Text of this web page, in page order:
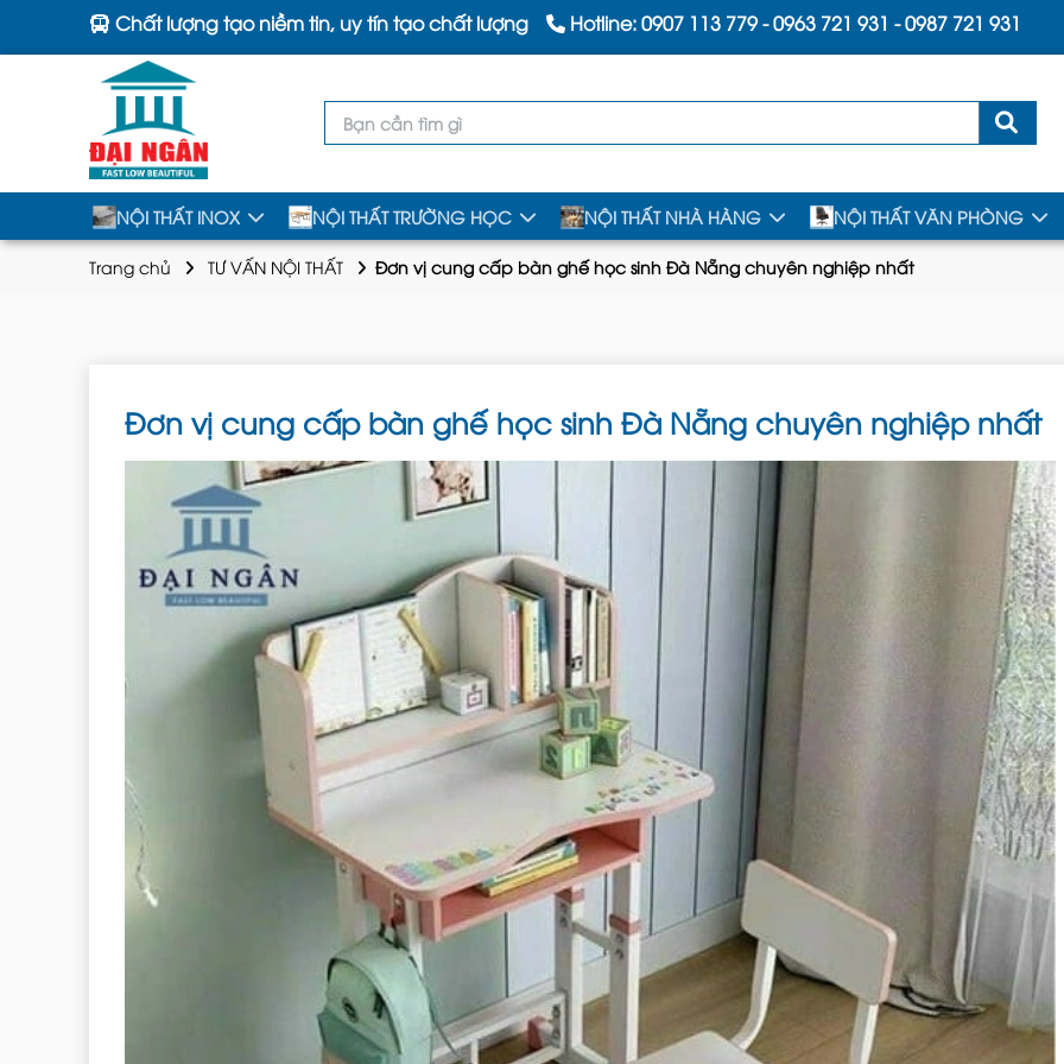
Chất lượng tạo niềm tin, uy tín tạo chất lượng Hotline:0907 113 779-0963 721 931 -0987 721 931
NỘI THẤT INOX NỘI THẤT TRƯỜNG HỌC NỘI THẤT NHÀ HÀNG NỘI THẤT VĂN PHÒNG
Trang chủ TƯ VẤN NỘI THẤT Đơn vị cung cấp bàn ghế học sinh Đà Nẵng chuyên nghiệp nhất
Đơn vị cung cấp bàn ghế học sinh Đà Nẵng chuyên nghiệp nhất